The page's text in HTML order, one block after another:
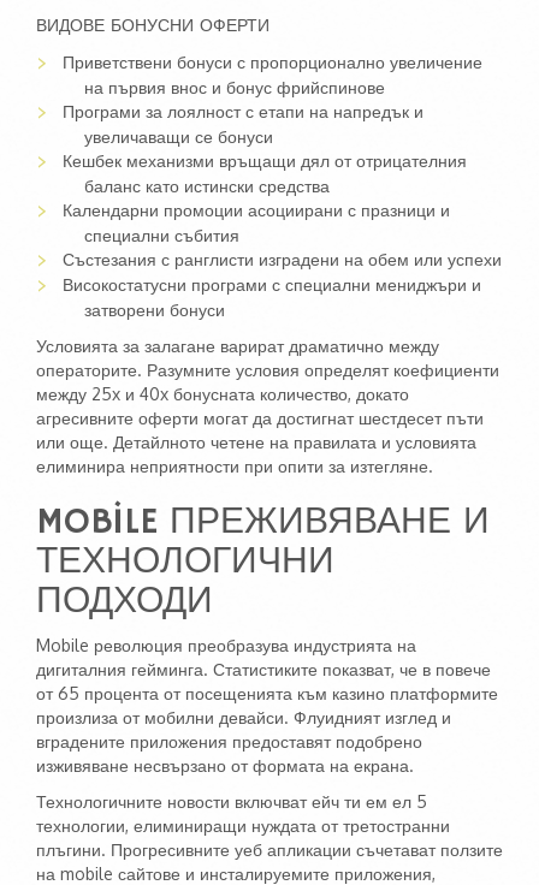
ВИДОВЕ БОНУСНИ ОФЕРТИ
Приветствени бонуси с пропорционално увеличение
на първия внос и бонус фрийспинове
Програми за лоялност с етапи на напредък и
увеличаващи се бонуси
Кешбек механизми връщащи дял от отрицателния
баланс като истински средства
Календарни промоции асоциирани с празници и
специални събития
Състезания с ранглисти изградени на обем или успехи
Високостатусни програми с специални мениджъри и
затворени бонуси
Условията за залагане варират драматично между
операторите. Разумните условия определят коефициенти
между 25x и 40x бонусната количество, докато
агресивните оферти могат да достигнат шестдесет пъти
или още. Детайлното четене на правилата и условията
елиминира неприятности при опити за изтегляне.
MOBILE ПРЕЖИВЯВАНЕ И
ТЕХНОЛОГИЧНИ
ПОДХОДИ
Mobile революция преобразува индустрията на
дигиталния гейминга. Статистиките показват, че в повече
от 65 процента от посещенията към казино платформите
произлиза от мобилни девайси. Флуидният изглед и
вградените приложения предоставят подобрено
изживяване несвързано от формата на екрана.
Технологичните новости включват ейч ти ем ел 5
технологии, елиминиращи нуждата от третостранни
плъгини. Прогресивните уеб апликации съчетават ползите
на mobile сайтове и инсталируемите приложения,